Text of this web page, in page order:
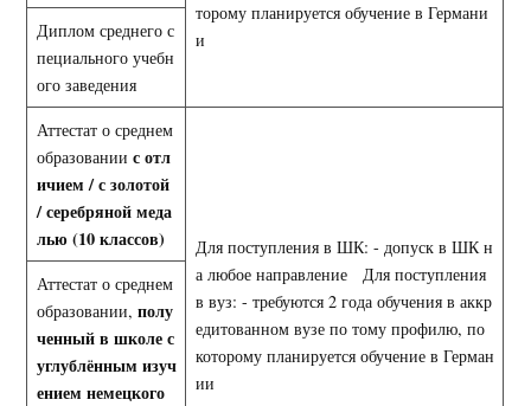
торому планируется обучение в Германи
и
Диплом среднего с
пециального учебн
ого заведения
Аттестат о среднем
образовании с отл
ичием / с золотой
/ серебряной меда
лью(10 классов)
Для поступления в ШК: - допуск в ШК н
а любое направление Для поступления
в вуз: - требуются 2 года обучения в аккр
едитованном вузе по тому профилю, по
которому планируется обучение в Герман
ии
Аттестат о среднем
образовании, полу
ченный в школе с
углублённым изуч
ением немецкого